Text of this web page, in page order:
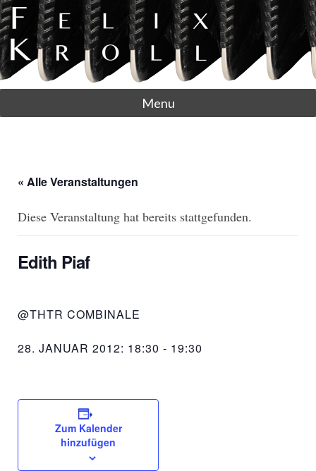
Menu
« Alle Veranstaltungen
Diese Veranstaltung hat bereits stattgefunden.
Edith Piaf
@THTR COMBINALE
28. JANUAR 2012: 18:30 - 19:30
Zum Kalender
hinzufügen